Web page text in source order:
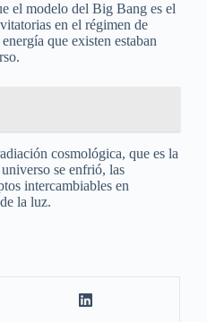
el modelo del Big Bang es el
en el régimen de
que existen estaban
cosmológica, que es la
se enfrió, las
intercambiables en
la luz.